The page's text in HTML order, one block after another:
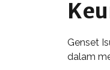
Genset
dalam